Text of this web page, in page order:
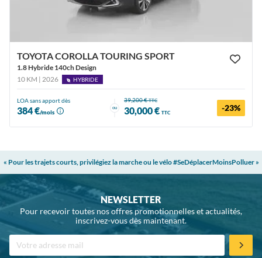
TOYOTA COROLLA TOURING SPORT
1.8 Hybride 140ch Design
10 KM | 2026
HYBRIDE
LOA sans apport dès
384 €/mois
ou
39,200 €TTC
30,000 € TTC -23%
« Pour les trajets courts, privilégiez la marche ou le vélo #SeDéplacerMoinsPolluer »
NEWSLETTER
Pour recevoir toutes nos offres promotionnelles et actualités,
inscrivez-vous dès maintenant.